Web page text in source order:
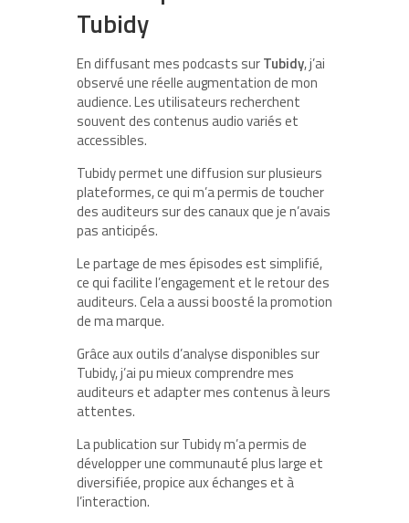
Tubidy
En diffusant mes podcasts surTubidy, j’ai
observé une réelle augmentation de mon
audience. Les utilisateurs recherchent
souvent des contenus audio variés et
accessibles.
Tubidy permet une diffusion sur plusieurs
plateformes, ce qui m’a permis de toucher
des auditeurs sur des canaux que je n’avais
pas anticipés.
Le partage de mes épisodes est simplifié,
ce qui facilite l’engagement et le retour des
auditeurs. Cela a aussi boosté la promotion
de ma marque.
Grâce aux outils d’analyse disponibles sur
Tubidy, j’ai pu mieux comprendre mes
auditeurs et adapter mes contenus à leurs
attentes.
La publication sur Tubidy m’a permis de
développer une communauté plus large et
diversifiée, propice aux échanges et à
l’interaction.